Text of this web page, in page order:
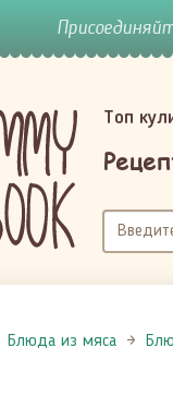
Топ
Блюда из мяса